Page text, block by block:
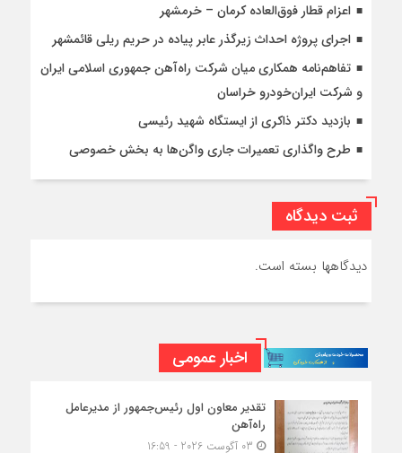
اعزام قطار فوق‌العاده کرمان – خرمشهر
اجرای پروژه احداث زیرگذر عابر پیاده در حریم ریلی قائمشهر
تفاهم‌نامه همکاری میان شرکت راه‌آهن جمهوری اسلامی ایران
و شرکت ایران‌خودرو خراسان
بازدید دکتر ذاکری از ایستگاه شهید رئیسی
طرح واگذاری تعمیرات جاری واگن‌ها به بخش خصوصی
ثبت دیدگاه
دیدگاهها بسته است.
اخبار عمومی
تقدیر معاون اول رئیس‌جمهور از مدیرعامل
راه‌آهن